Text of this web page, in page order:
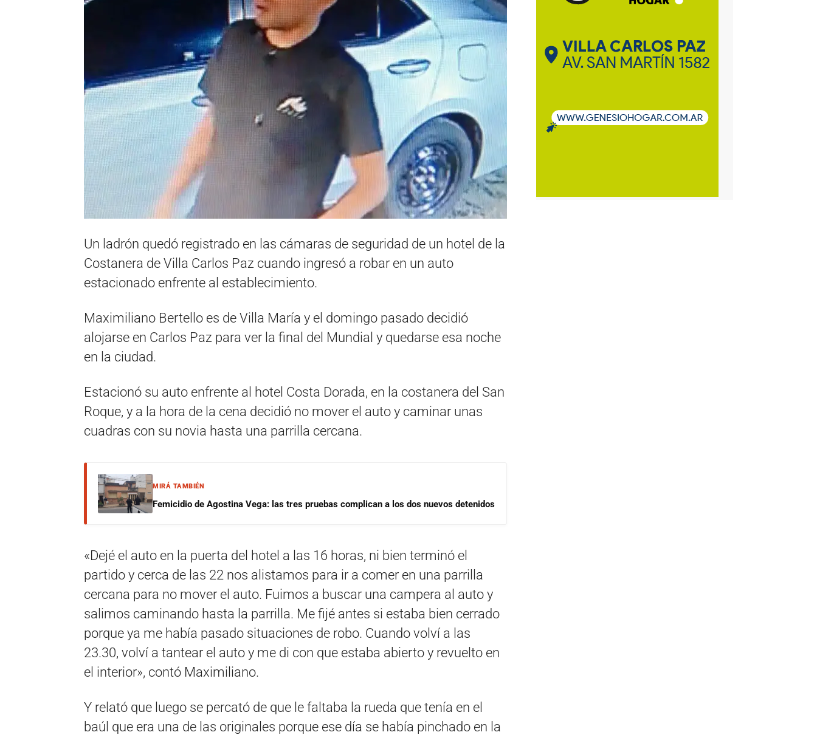
Un ladrón quedó registrado en las cámaras de seguridad de un hotel de la
Costanera de Villa Carlos Paz cuando ingresó a robar en un auto
estacionado enfrente al establecimiento.
Maximiliano Bertello es de Villa María y el domingo pasado decidió
alojarse en Carlos Paz para ver la final del Mundial y quedarse esa noche
en la ciudad.
Estacionó su auto enfrente al hotel Costa Dorada, en la costanera del San
Roque, y a la hora de la cena decidió no mover el auto y caminar unas
cuadras con su novia hasta una parrilla cercana.
MIRÁ TAMBIÉN
Femicidio de Agostina Vega: las tres pruebas complican a los dos nuevos detenidos
«Dejé el auto en la puerta del hotel a las 16 horas, ni bien terminó el
partido y cerca de las 22 nos alistamos para ir a comer en una parrilla
cercana para no mover el auto. Fuimos a buscar una campera al auto y
salimos caminando hasta la parrilla. Me fijé antes si estaba bien cerrado
porque ya me había pasado situaciones de robo. Cuando volví a las
23.30, volví a tantear el auto y me di con que estaba abierto y revuelto en
el interior», contó Maximiliano.
Y relató que luego se percató de que le faltaba la rueda que tenía en el
baúl que era una de las originales porque ese día se había pinchado en la